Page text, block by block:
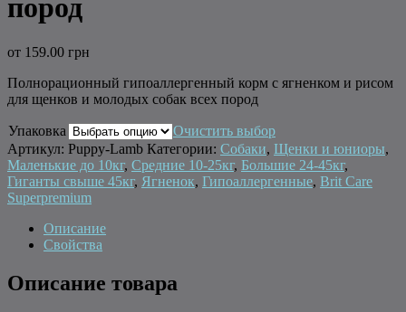
пород
от 159.00 грн
Полнорационный гипоаллергенный корм с ягненком и рисом
для щенков и молодых собак всех пород
Упаковка
Очистить выбор
Артикул: Puppy-Lamb Категории: Собаки, Щенки и юниоры,
Маленькие до 10кг, Средние 10-25кг, Большие 24-45кг,
Гиганты свыше 45кг, Ягненок, Гипоаллергенные, Brit Care
Superpremium
Описание
Свойства
Описание товара